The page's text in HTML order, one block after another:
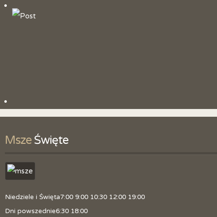
Msze Święte
Niedziele i Święta7:00 9:00 10:30 12:00 19:00
Dni powszednie6:30 18:00